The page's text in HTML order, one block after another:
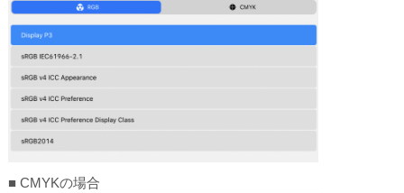
■ CMYKの場合